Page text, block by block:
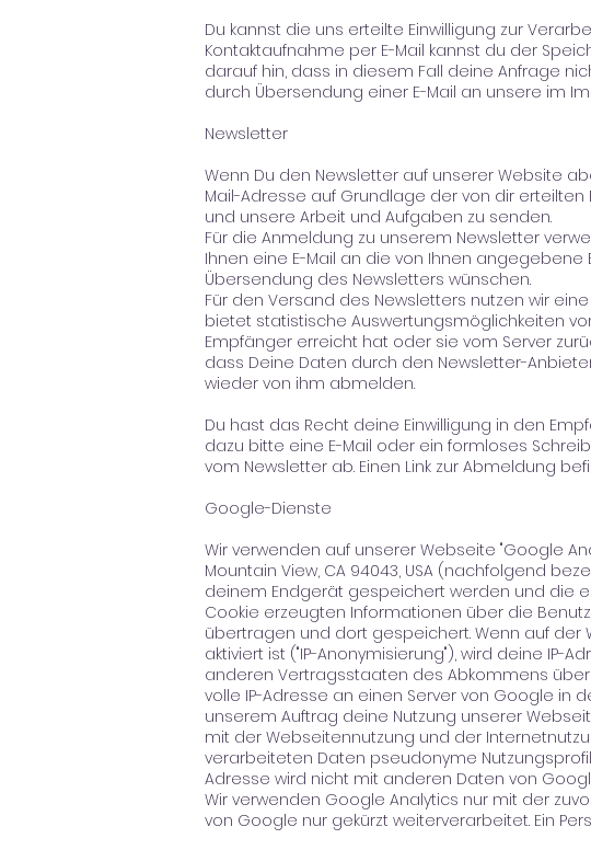
Du kannst die uns erteilte Einwilligung zur
Kontaktaufnahme per E-Mail kannst du der
darauf hin, dass in diesem Fall deine Anfrage
durch Übersendung einer E-Mail an unsere im
Newsletter
Wenn Du den Newsletter auf unserer Website
Mail-Adresse auf Grundlage der von dir
und unsere Arbeit und Aufgaben zu senden.
Für die Anmeldung zu unserem Newsletter
Ihnen eine E-Mail an die von Ihnen angegebene
Übersendung des Newsletters wünschen.
Für den Versand des Newsletters nutzen wir
bietet statistische Auswertungsmöglichkeiten
Empfänger erreicht hat oder sie vom Server
dass Deine Daten durch den Newsletter-
wieder von ihm abmelden.
Du hast das Recht deine Einwilligung in den
dazu bitte eine E-Mail oder ein formloses
vom Newsletter ab. Einen Link zur Abmeldung
Google-Dienste
Wir verwenden auf unserer Webseite "Google
Mountain View, CA 94043, USA (nachfolgend
deinem Endgerät gespeichert werden und die
Cookie erzeugten Informationen über die
übertragen und dort gespeichert. Wenn auf der
aktiviert ist ("IP-Anonymisierung"), wird deine
anderen Vertragsstaaten des Abkommens über
volle IP-Adresse an einen Server von Google in
unserem Auftrag deine Nutzung unserer
mit der Webseitennutzung und der
verarbeiteten Daten pseudonyme
Adresse wird nicht mit anderen Daten von
Wir verwenden Google Analytics nur mit der
von Google nur gekürzt weiterverarbeitet. Ein